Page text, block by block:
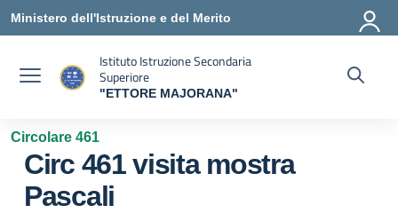
Vai ai contenuti
Vai al menu di navigazione
Vai al footer
Ministero dell'Istruzione e del Merito
Istituto Istruzione Secondaria
Superiore
"ETTORE MAJORANA"
Circolare 461
Circ 461 visita mostra
Pascali